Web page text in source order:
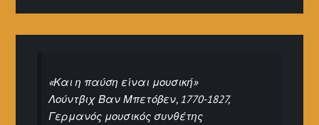
«Και η παύση είναι μουσική»
Λούντβιχ Βαν Μπετόβεν, 1770-1827,
Γερμανός μουσικός συνθέτης